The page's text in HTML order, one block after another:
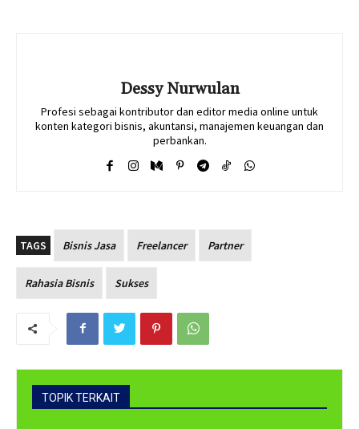
Dessy Nurwulan
Profesi sebagai kontributor dan editor media online untuk
konten kategori bisnis, akuntansi, manajemen keuangan dan
perbankan.
TAGS Bisnis Jasa Freelancer Partner
Rahasia Bisnis Sukses
TOPIK TERKAIT